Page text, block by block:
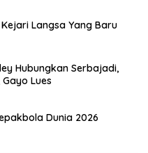
Langsa Yang Baru
Hubungkan Serbajadi,
Lues
Dunia 2026